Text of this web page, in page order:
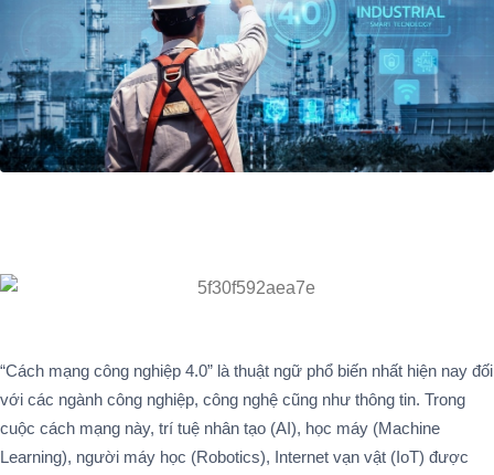
“Cách mạng công nghiệp 4.0” là thuật ngữ phổ biến nhất hiện nay đối
với các ngành công nghiệp, công nghệ cũng như thông tin. Trong
cuộc cách mạng này, trí tuệ nhân tạo (AI), học máy (Machine
Learning), người máy học (Robotics), Internet vạn vật (IoT) được